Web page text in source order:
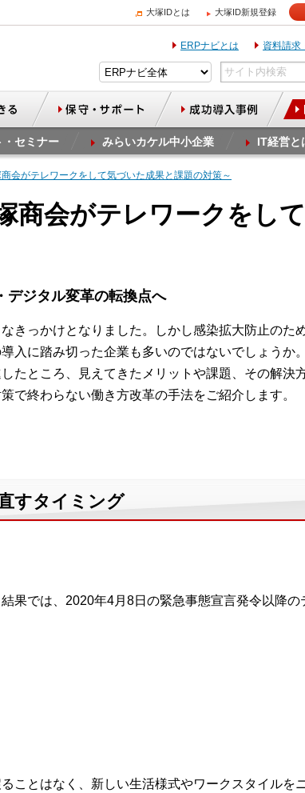
大塚IDとは 大塚ID新規登録
ERPナビとは 資料請求
・セミナー みらいカケル中小企業 IT経営と
会がテレワークをして気づいた成果と課題の対策～
商会がテレワークをし
デジタル変革の転換点へ
きっかけとなりました。しかし感染拡大防止のた
入に踏み切った企業も多いのではないでしょうか
たところ、見えてきたメリットや課題、その解決
で終わらない働き方改革の手法をご紹介します。
すタイミング
果では、2020年4月8日の緊急事態宣言発令以降の
ことはなく、新しい生活様式やワークスタイルを